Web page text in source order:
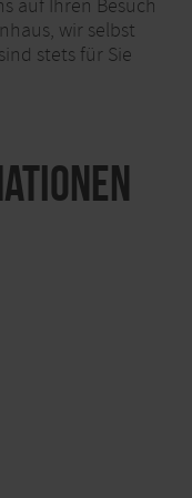
auf Ihren Besuch
wir selbst
stets für Sie